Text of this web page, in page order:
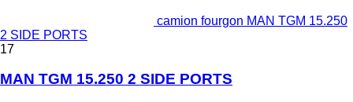
camion fourgon MAN TGM 15.250
2 SIDE PORTS
17
MAN TGM 15.250 2 SIDE PORTS